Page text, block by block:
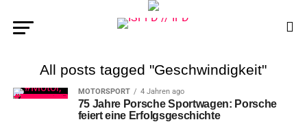
All posts tagged "Geschwindigkeit"
MOTORSPORT 4 Jahren ago
75 Jahre Porsche Sportwagen: Porsche
feiert eine Erfolgsgeschichte